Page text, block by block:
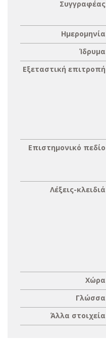
Συγγραφέας
Ημερομηνία
Ίδρυμα
Εξεταστική επιτροπή
Επιστημονικό πεδίο
Λέξεις-κλειδιά
Χώρα
Γλώσσα
Άλλα στοιχεία